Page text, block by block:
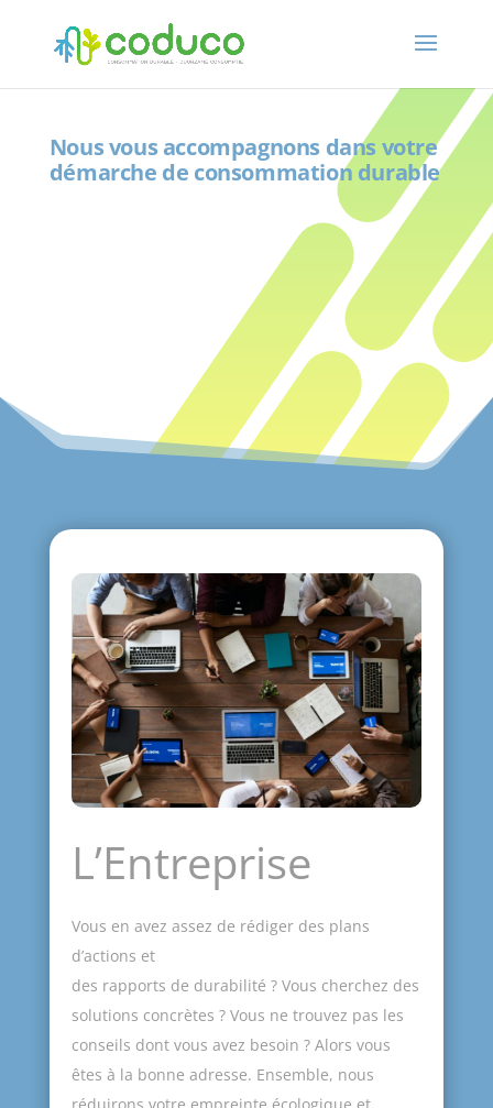
Nous vous accompagnons dans votre
démarche de consommation durable
L’Entreprise
Vous en avez assez de rédiger des plans
d’actions et
des rapports de durabilité ? Vous cherchez des
solutions concrètes ? Vous ne trouvez pas les
conseils dont vous avez besoin ? Alors vous
êtes à la bonne adresse. Ensemble, nous